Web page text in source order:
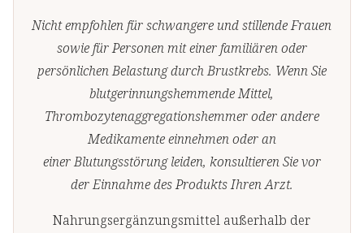
Nicht empfohlen für schwangere und stillende Frauen
sowiefür Personen mit einer familiären oder
persönlichenBelastung durch Brustkrebs. Wenn Sie
blutgerinnungshemmende Mittel,
Thrombozytenaggregationshemmeroder andere
Medikamente einnehmen oder an
einerBlutungsstörung leiden, konsultieren Sie vor
derEinnahme des Produkts Ihren Arzt.
Nahrungsergänzungsmittel außerhalb der